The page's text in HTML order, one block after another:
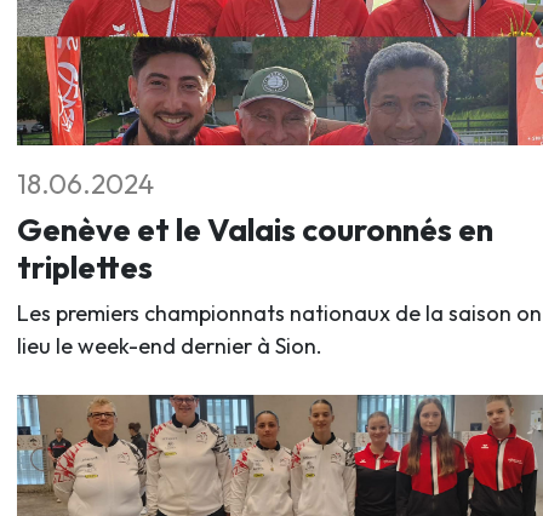
18.06.2024
Genève et le Valais couronnés en
triplettes
Les premiers championnats nationaux de la saison
lieu le week-end dernier à Sion.